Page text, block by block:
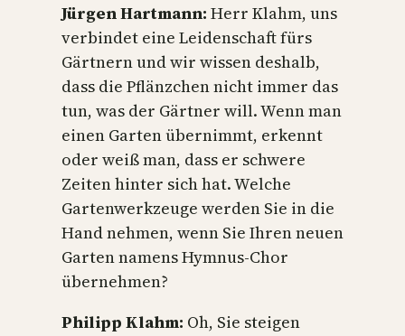
Jürgen Hartmann: Herr Klahm, uns
verbindet eine Leidenschaft fürs
Gärtnern und wir wissen deshalb,
dass die Pflänzchen nicht immer das
tun, was der Gärtner will. Wenn man
einen Garten übernimmt, erkennt
oder weiß man, dass er schwere
Zeiten hinter sich hat. Welche
Gartenwerkzeuge werden Sie in die
Hand nehmen, wenn Sie Ihren neuen
Garten namens Hymnus-Chor
übernehmen?
Philipp Klahm: Oh, Sie steigen